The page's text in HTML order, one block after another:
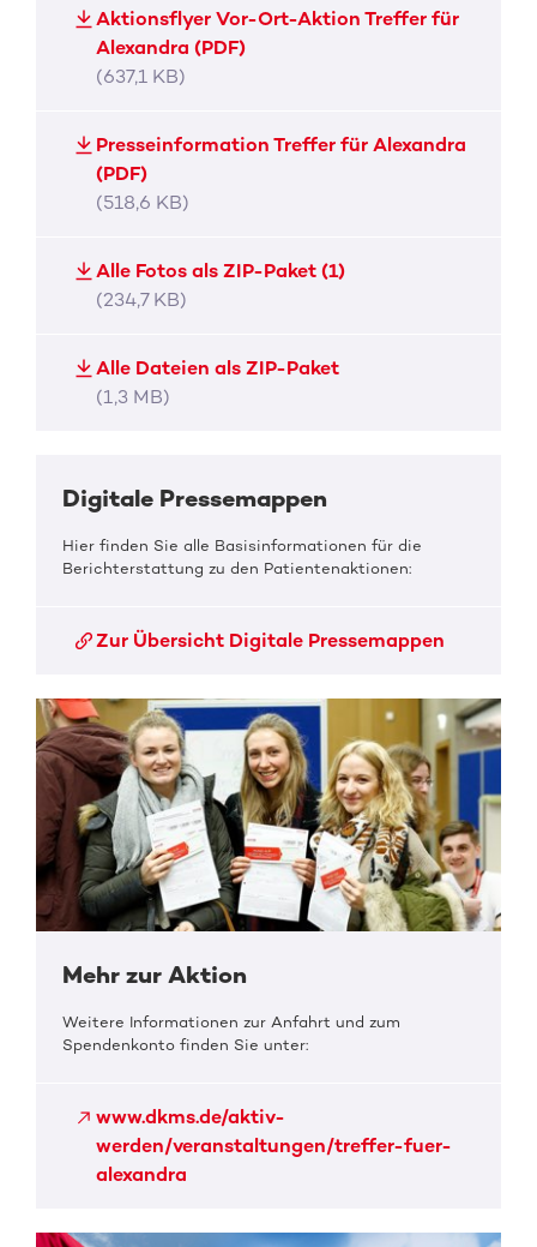
Aktionsflyer Vor-Ort-Aktion Treffer für
Alexandra (PDF)
(637,1 KB)
Presseinformation Treffer für Alexandra
(PDF)
(518,6 KB)
Alle Fotos als ZIP-Paket (1)
(234,7 KB)
Alle Dateien als ZIP-Paket
(1,3 MB)
Digitale Pressemappen
Hier finden Sie alle Basisinformationen für die
Berichterstattung zu den Patientenaktionen:
Zur Übersicht Digitale Pressemappen
Mehr zur Aktion
Weitere Informationen zur Anfahrt und zum
Spendenkonto finden Sie unter:
www.dkms.de/aktiv-
werden/veranstaltungen/treffer-fuer-
alexandra